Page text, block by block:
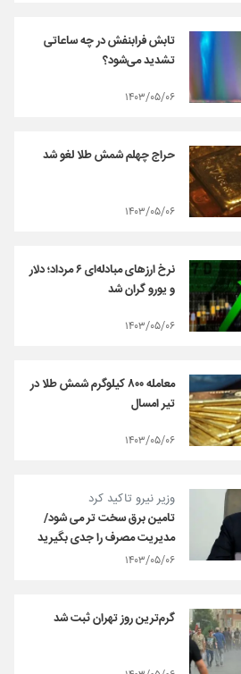
تابش فرابنفش در چه ساعاتی
تشدید می‌شود؟
۱۴۰۳/۰۵/۰۶
حراج چهلم شمش طلا لغو شد
۱۴۰۳/۰۵/۰۶
نرخ ارزهای مبادله‌ای ۶ مرداد؛ دلار
و یورو گران شد
۱۴۰۳/۰۵/۰۶
معامله ۸۰۰ کیلوگرم شمش طلا در
تیر امسال
۱۴۰۳/۰۵/۰۶
وزیر نیرو تاکید کرد
تامین برق سخت تر می شود/
مدیریت مصرف را جدی بگیرید
۱۴۰۳/۰۵/۰۶
گرم‌ترین روز تهران ثبت شد